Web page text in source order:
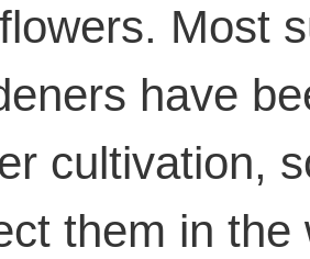
Most
have
cultivation,
them in